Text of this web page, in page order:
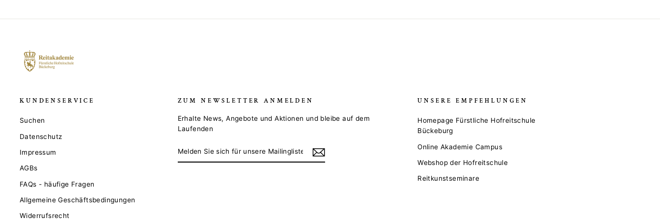
KUNDENSERVICE
Suchen
Datenschutz
Impressum
AGBs
FAQs - häufige Fragen
Allgemeine Geschäftsbedingungen
Widerrufsrecht
ZUM NEWSLETTER ANMELDEN
Erhalte News, Angebote und Aktionen und bleibe auf dem
Laufenden
SIE
SICH
UNSERE EMPFEHLUNGEN
Homepage Fürstliche Hofreitschule
Bückeburg
Online Akademie Campus
Webshop der Hofreitschule
Reitkunstseminare